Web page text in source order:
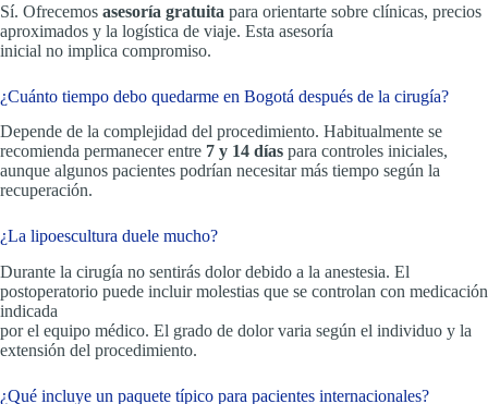
Sí. Ofrecemos asesoría gratuita para orientarte sobre clínicas, precios
aproximados y la logística de viaje. Esta asesoría
inicial no implica compromiso.
¿Cuánto tiempo debo quedarme en Bogotá después de la cirugía?
Depende de la complejidad del procedimiento. Habitualmente se
recomienda permanecer entre 7 y 14 días para controles iniciales,
aunque algunos pacientes podrían necesitar más tiempo según la
recuperación.
¿La lipoescultura duele mucho?
Durante la cirugía no sentirás dolor debido a la anestesia. El
postoperatorio puede incluir molestias que se controlan con medicación
indicada
por el equipo médico. El grado de dolor varia según el individuo y la
extensión del procedimiento.
¿Qué incluye un paquete típico para pacientes internacionales?